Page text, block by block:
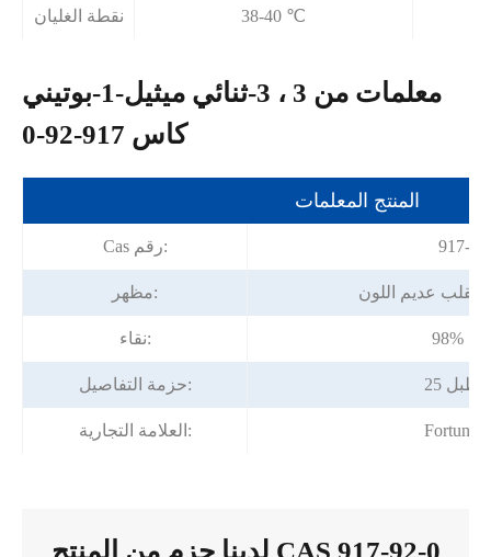
نقطة الغليان 38-40 ℃
معلمات من 3 ، 3-ثنائي ميثيل-1-بوتيني
كاس 917-92-0
المنتج المعلمات
Cas رقم: 917-
مظهر: عديم اللون
نقاء:
حزمة التفاصيل: طبل
العلامة التجارية: